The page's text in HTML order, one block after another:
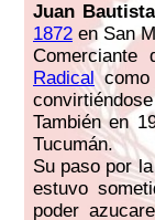
Juan
1872 en San
Radicalcomo
También en
Tucumán.
Su paso por
estuvo
poder